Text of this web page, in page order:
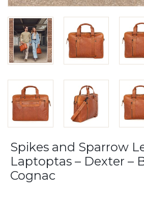
Spikes and Sparrow
Laptoptas – Dexter –
Cognac